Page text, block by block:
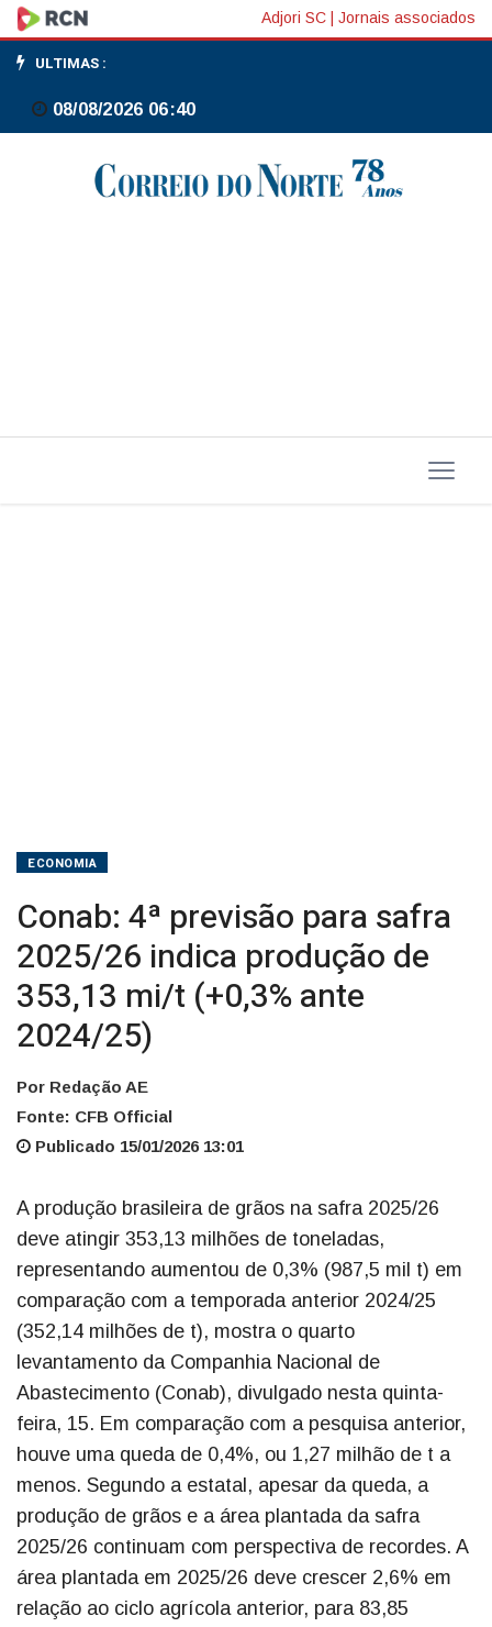
Conab:
4ª
previsão
353,13
Adjori SC Jornais associados
ULTIMAS :
08/08/2026 06:40
ECONOMIA
Conab: 4ª previsão para safra
2025/26 indica produção de
353,13 mi/t (+0,3% ante
2024/25)
Por Redação AE
Fonte: CFB Official
Publicado 15/01/2026 13:01
A produção brasileira de grãos na safra 2025/26
deve atingir 353,13 milhões de toneladas,
representando aumentou de 0,3% (987,5 mil t) em
comparação com a temporada anterior 2024/25
(352,14 milhões de t), mostra o quarto
levantamento da Companhia Nacional de
Abastecimento (Conab), divulgado nesta quinta-
feira, 15. Em comparação com a pesquisa anterior,
houve uma queda de 0,4%, ou 1,27 milhão de t a
menos. Segundo a estatal, apesar da queda, a
produção de grãos e a área plantada da safra
2025/26 continuam com perspectiva de recordes. A
área plantada em 2025/26 deve crescer 2,6% em
relação ao ciclo agrícola anterior, para 83,85